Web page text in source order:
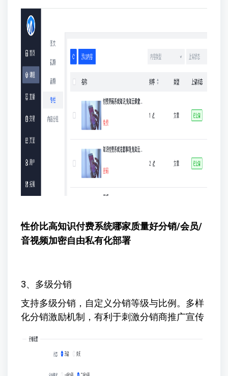
性价比高知识付费系统哪家质量好分销/会员/
音视频加密自由私有化部署
3、多级分销
支持多级分销，自定义分销等级与比例。多样
化分销激励机制，有利于刺激分销商推广宣传